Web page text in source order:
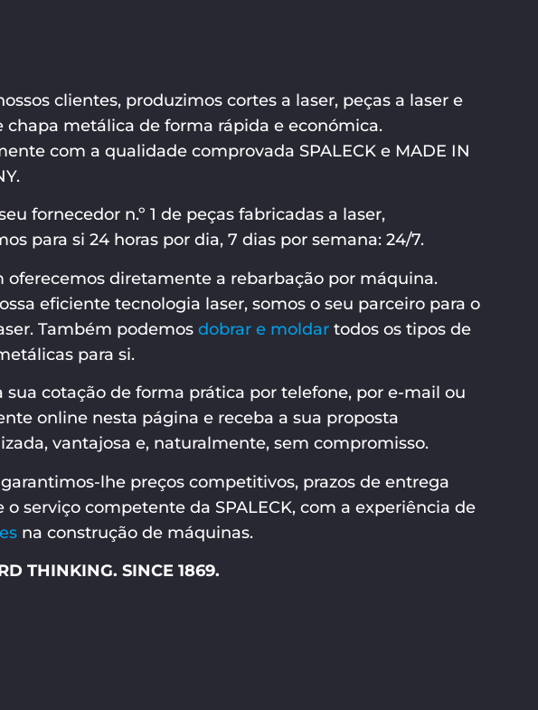
clientes, produzimos cortes a laser, peças a laser e
chapa metálica de forma rápida e económica.
com a qualidade comprovada SPALECK e MADE IN
fornecedor n.º 1 de peças fabricadas a laser,
para si 24 horas por dia, 7 dias por semana: 24/7.
oferecemos diretamente a rebarbação por máquina.
eficiente tecnologia laser, somos o seu parceiro para o
Também podemos dobrar e moldar todos os tipos de
para si.
sua cotação de forma prática por telefone, por e-mail ou
online nesta página e receba a sua proposta
vantajosa e, naturalmente, sem compromisso.
garantimos-lhe preços competitivos, prazos de entrega
o serviço competente da SPALECK, com a experiência de
na construção de máquinas.
THINKING. SINCE 1869.